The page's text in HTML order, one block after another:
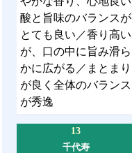
酸と旨味のバランスが
とても良い／香り高い
が、口の中に旨み滑ら
かに広がる／まとまり
が良く全体のバランス
が秀逸
13
千代寿